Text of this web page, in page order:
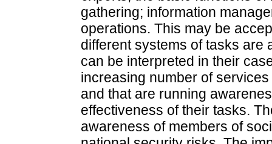
gathering; information
operations. This may be
different systems of tasks are
can be interpreted in their
increasing number of
and that are running
effectiveness of their tasks.
awareness of members of